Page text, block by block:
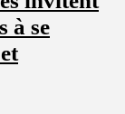
à se